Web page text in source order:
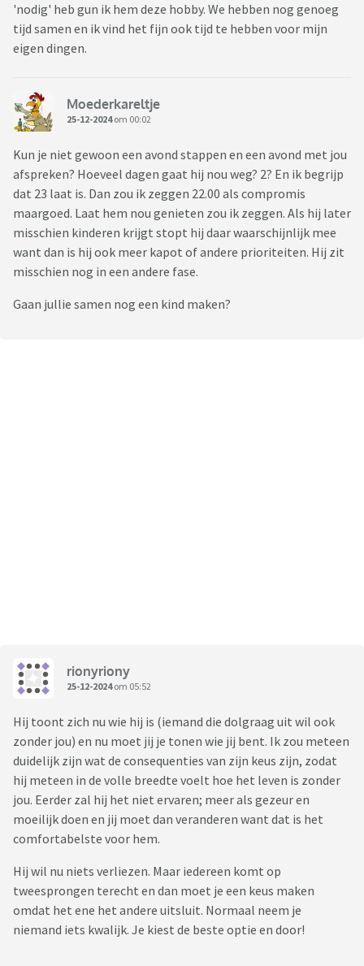
'nodig' heb gun ik hem deze hobby. We hebben nog genoeg
tijd samen en ik vind het fijn ook tijd te hebben voor mijn
eigen dingen.
Moederkareltje
25-12-2024om 00:02
Kun je niet gewoon een avond stappen en een avond met jou
afspreken? Hoeveel dagen gaat hij nou weg? 2? En ik begrijp
dat 23 laat is. Dan zou ik zeggen 22.00 als compromis
maargoed. Laat hem nou genieten zou ik zeggen. Als hij later
misschien kinderen krijgt stopt hij daar waarschijnlijk mee
want dan is hij ook meer kapot of andere prioriteiten. Hij zit
misschien nog in een andere fase.
Gaan jullie samen nog een kind maken?
rionyriony
25-12-2024om 05:52
Hij toont zich nu wie hij is (iemand die dolgraag uit wil ook
zonder jou) en nu moet jij je tonen wie jij bent. Ik zou meteen
duidelijk zijn wat de consequenties van zijn keus zijn, zodat
hij meteen in de volle breedte voelt hoe het leven is zonder
jou. Eerder zal hij het niet ervaren; meer als gezeur en
moeilijk doen en jij moet dan veranderen want dat is het
comfortabelste voor hem.
Hij wil nu niets verliezen. Maar iedereen komt op
tweesprongen terecht en dan moet je een keus maken
omdat het ene het andere uitsluit. Normaal neem je
niemand iets kwalijk. Je kiest de beste optie en door!